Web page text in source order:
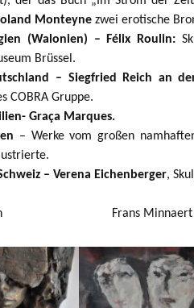
Monteyne zwei erotische
(Walonien) – Félix Roulin:
Brüssel.
– Siegfried Reich an
COBRA Gruppe.
Graça Marques.
– Werke vom großen
– Verena Eichenberger,
Frans